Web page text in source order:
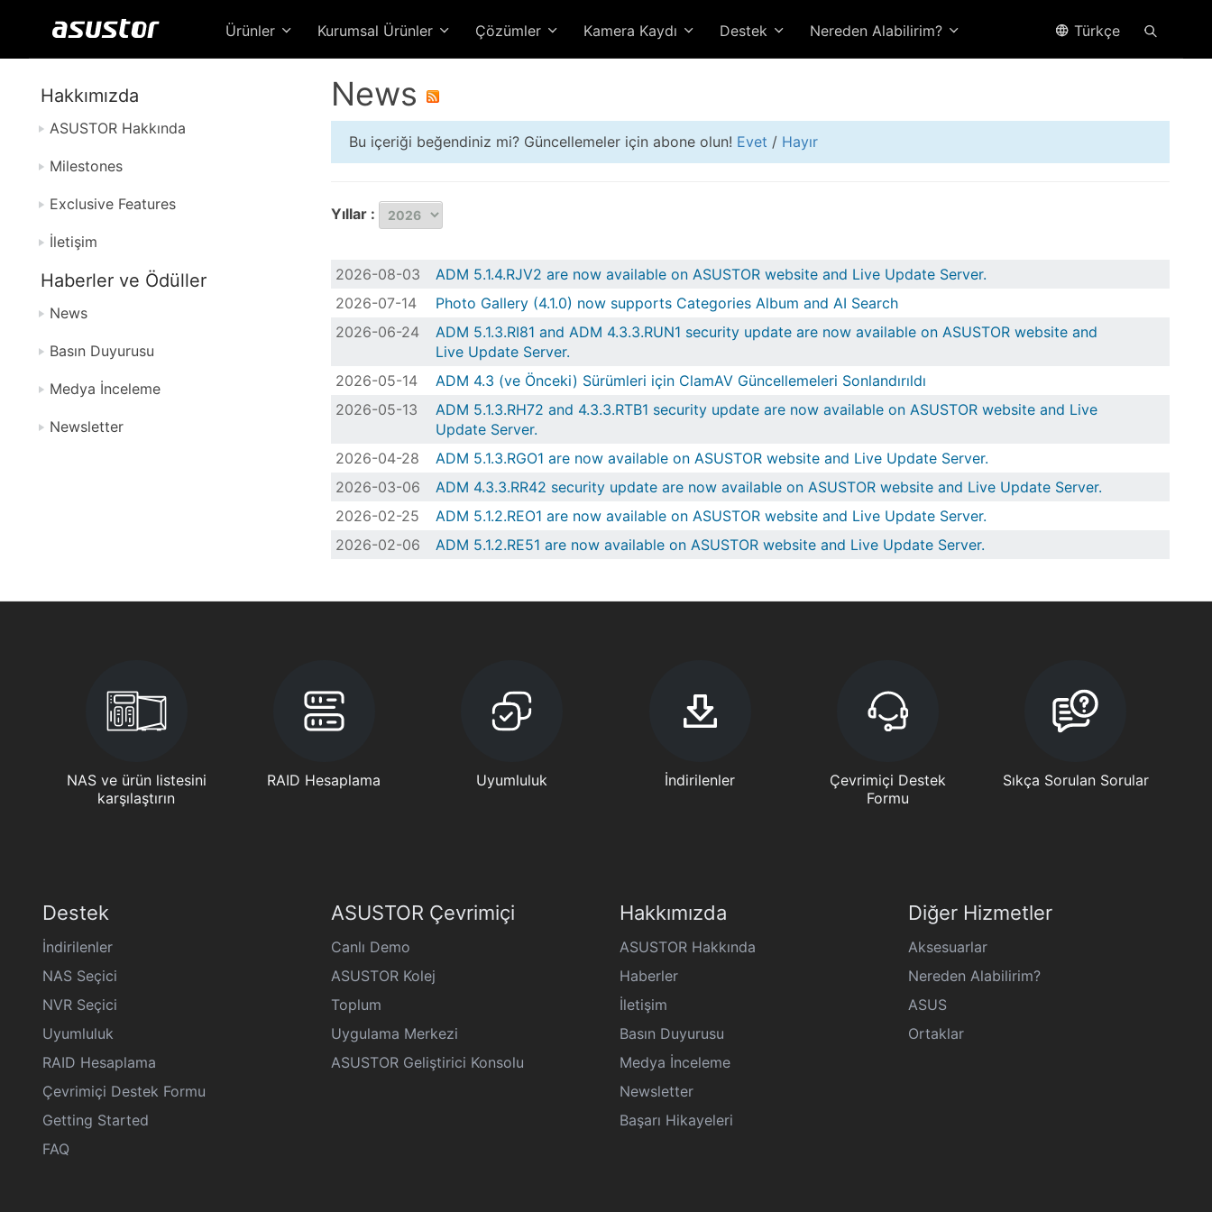
Ürünler Kurumsal Ürünler Çözümler Kamera Kaydı Destek Nereden Alabilirim? Türkçe
Hakkımızda
ASUSTOR Hakkında
Milestones
Exclusive Features
İletişim
Haberler ve Ödüller
News
Basın Duyurusu
Medya İnceleme
Newsletter
News
Bu içeriği beğendiniz mi? Güncellemeler için abone olun! Evet / Hayır
Yıllar :
2026-08-03
ADM 5.1.4.RJV2 are now available on ASUSTOR website and Live Update Server.
2026-07-14
Photo Gallery (4.1.0) now supports Categories Album and AI Search
2026-06-24
ADM 5.1.3.RI81 and ADM 4.3.3.RUN1 security update are now available on ASUSTOR website and
Live Update Server.
2026-05-14
ADM 4.3 (ve Önceki) Sürümleri için ClamAV Güncellemeleri Sonlandırıldı
2026-05-13
ADM 5.1.3.RH72 and 4.3.3.RTB1 security update are now available on ASUSTOR website and Live
Update Server.
2026-04-28
ADM 5.1.3.RGO1 are now available on ASUSTOR website and Live Update Server.
2026-03-06
ADM 4.3.3.RR42 security update are now available on ASUSTOR website and Live Update Server.
2026-02-25
ADM 5.1.2.REO1 are now available on ASUSTOR website and Live Update Server.
2026-02-06
ADM 5.1.2.RE51 are now available on ASUSTOR website and Live Update Server.
NAS ve ürün listesini
karşılaştırın
RAID Hesaplama Uyumluluk İndirilenler
Çevrimiçi Destek
Formu
Sıkça Sorulan Sorular
Destek
İndirilenler
NAS Seçici
NVR Seçici
Uyumluluk
RAID Hesaplama
Çevrimiçi Destek Formu
Getting Started
FAQ
ASUSTOR Çevrimiçi
Canlı Demo
ASUSTOR Kolej
Toplum
Uygulama Merkezi
ASUSTOR Geliştirici Konsolu
Hakkımızda
ASUSTOR Hakkında
Haberler
İletişim
Basın Duyurusu
Medya İnceleme
Newsletter
Başarı Hikayeleri
Diğer Hizmetler
Aksesuarlar
Nereden Alabilirim?
ASUS
Ortaklar